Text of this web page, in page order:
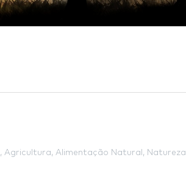
, Agricultura, Alimentação Natural , Natureza